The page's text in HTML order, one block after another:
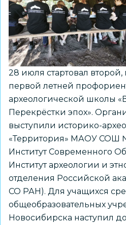
28 июля стартовал второй,
первой летней
археологической школы
Перекрёстки эпох».
выступили историко-
«Территория» МАОУ СОШ
Институт Современного
Институт археологии и
отделения Российской
СО РАН). Для учащихся
общеобразовательных
Новосибирска наступил